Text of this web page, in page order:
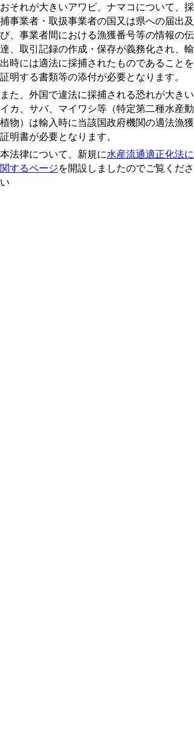
おそれが大きいアワビ、ナマコについて、採
捕事業者・取扱事業者の国又は県への届出及
び、事業者間における漁獲番号等の情報の伝
達、取引記録の作成・保存が義務化され、輸
出時には適法に採捕されたものであることを
証明する書類等の添付が必要となります。
また、外国で違法に採捕される恐れが大きい
イカ、サバ、マイワシ等（特定第二種水産動
植物）は輸入時に当該国政府機関の適法漁獲
証明書が必要となります。
本法律について、新規に水産流通適正化法に
関するページを開設しましたのでご覧くださ
い